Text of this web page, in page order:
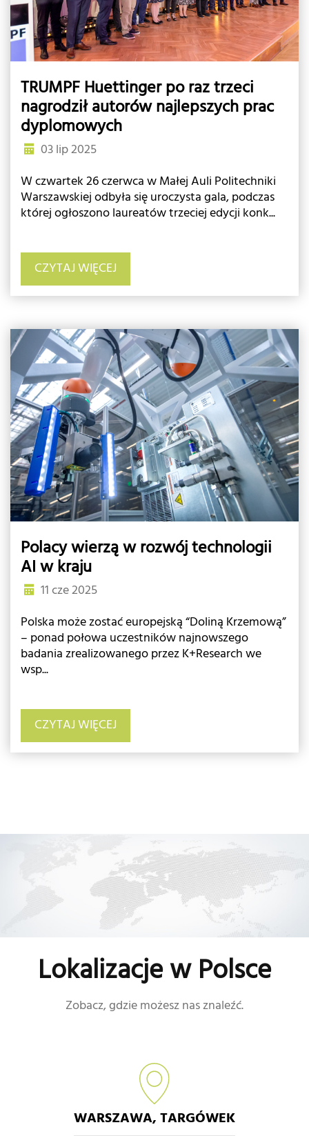
TRUMPF Huettinger po raz trzeci
nagrodził autorów najlepszych prac
dyplomowych
03 lip 2025
W czwartek 26 czerwca w Małej Auli Politechniki
Warszawskiej odbyła się uroczysta gala, podczas
której ogłoszono laureatów trzeciej edycji konk...
CZYTAJ WIĘCEJ
Polacy wierzą w rozwój technologii
AI w kraju
11 cze 2025
Polska może zostać europejską “Doliną Krzemową”
– ponad połowa uczestników najnowszego
badania zrealizowanego przez K+Research we
wsp...
CZYTAJ WIĘCEJ
Lokalizacje w Polsce
Zobacz, gdzie możesz nas znaleźć.
WARSZAWA, TARGÓWEK